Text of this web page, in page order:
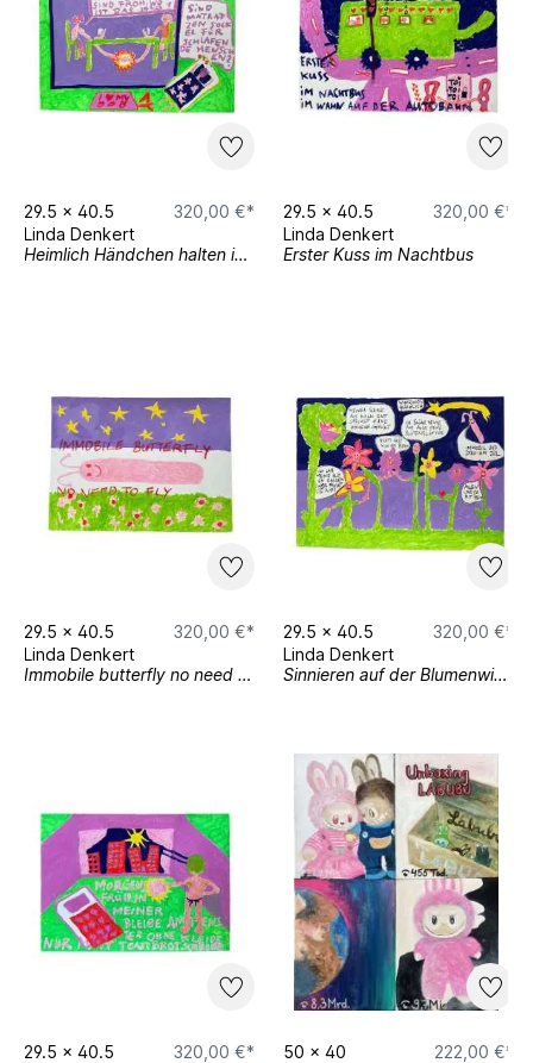
29.5 x 40.5
320,00 €*
Linda Denkert
Heimlich Händchen halten im Büro
29.5 x 40.5
320,00 €*
Linda Denkert
Erster Kuss im Nachtbus
29.5 x 40.5
320,00 €*
Linda Denkert
Immobile butterfly no need to fly
29.5 x 40.5
320,00 €*
Linda Denkert
Sinnieren auf der Blumenwiese
29.5 x 40.5
320,00 €*
50 x 40
222,00 €*